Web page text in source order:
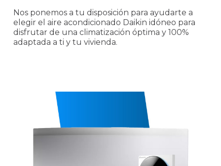
Nos ponemos a tu disposición para ayudarte a
elegir el aire acondicionado Daikin idóneo para
disfrutar de una climatización óptima y 100%
adaptada a ti y tu vivienda.